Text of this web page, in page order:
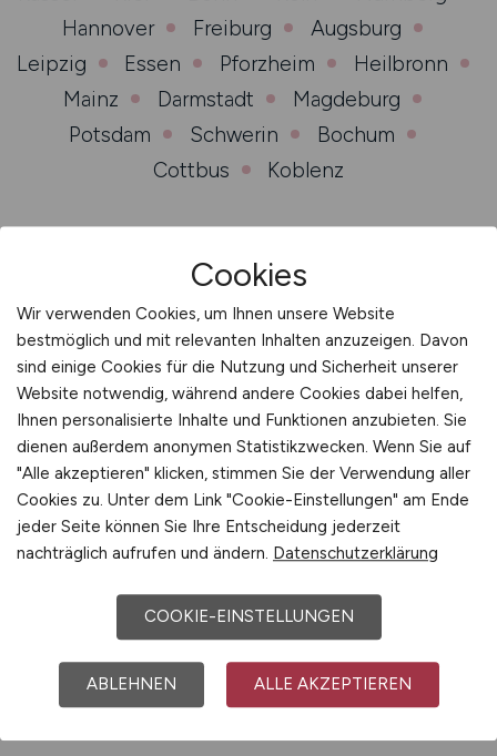
Hannover
Freiburg
Augsburg
Leipzig
Essen Pforzheim
Heilbronn
Mainz
Darmstadt
Magdeburg
Potsdam
Schwerin
Bochum
Cottbus
Koblenz
Jobs per Mail
Anmelden und passende Jobangebote erhalten.
Jetzt registrieren
Aktuelle Veranstaltungen
und Messen
Cookies
Wir verwenden Cookies, um Ihnen unsere Website
bestmöglich und mit relevanten Inhalten anzuzeigen. Davon
sind einige Cookies für die Nutzung und Sicherheit unserer
Website notwendig, während andere Cookies dabei helfen,
Ihnen personalisierte Inhalte und Funktionen anzubieten. Sie
dienen außerdem anonymen Statistikzwecken. Wenn Sie auf
"Alle akzeptieren" klicken, stimmen Sie der Verwendung aller
Cookies zu. Unter dem Link "Cookie-Einstellungen" am Ende
jeder Seite können Sie Ihre Entscheidung jederzeit
nachträglich aufrufen und ändern. Datenschutzerklärung
COOKIE-EINSTELLUNGEN
ABLEHNEN ALLE AKZEPTIEREN